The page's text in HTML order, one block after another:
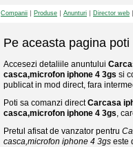
Companii Produse Anunturi Director web
Pe aceasta pagina poti
Accesezi detaliile anuntului
casca,microfon iphone 4 3gs si
publicat in mod direct, fara
Poti sa comanzi directCarcasa
casca,microfon iphone 4 3gs,
Pretul afisat de vanzator pentru
casca,microfon iphone 4 3gs este